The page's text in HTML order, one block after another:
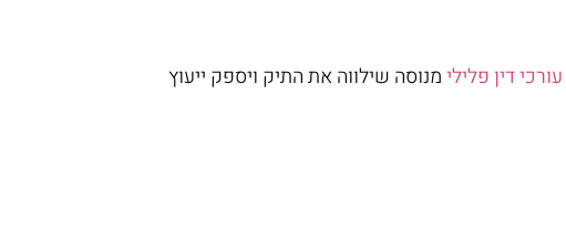
עורכי דין פלילימנוסה שילווה את התיק ויספק ייעוץ